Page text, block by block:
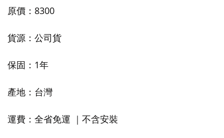
原價：8300
貨源：公司貨
保固：1年
產地：台灣
運費：全省免運 ｜不含安裝